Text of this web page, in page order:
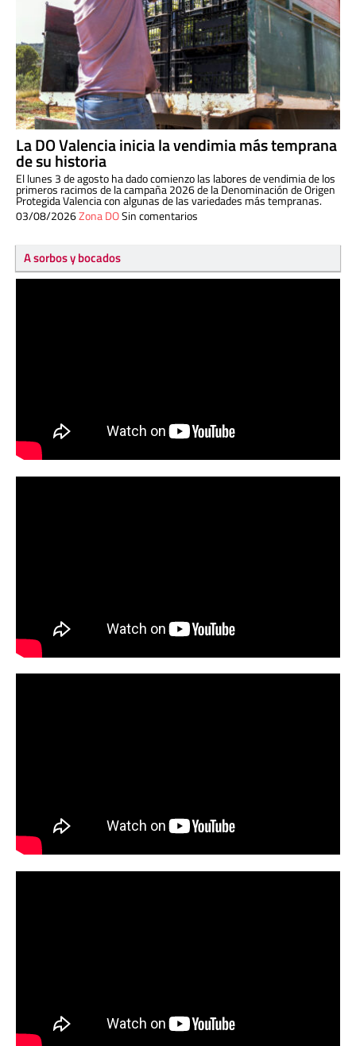
La DO Valencia inicia la vendimia más temprana
de su historia
El lunes 3 de agosto ha dado comienzo las labores de vendimia de los
primeros racimos de la campaña 2026 de la Denominación de Origen
Protegida Valencia con algunas de las variedades más tempranas.
03/08/2026Zona DOSin comentarios
A sorbos y bocados